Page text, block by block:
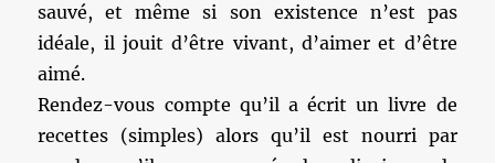
sauvé, et même si son existence n’est pas
idéale, il jouit d’être vivant, d’aimer et d’être
aimé.
Rendez-vous compte qu’il a écrit un livre de
recettes (simples) alors qu’il est nourri par